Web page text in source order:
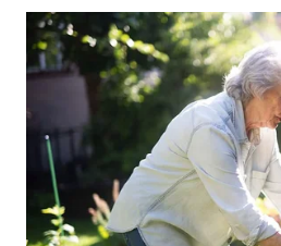
comuns preparamos um guia
principais pontos de atenção.
comportamentos
assegurar uma proteção
excelência
duradoura.
Limpar o vidro sob o sol
produto rápido demais.
Utilizar esponjas de aço ou